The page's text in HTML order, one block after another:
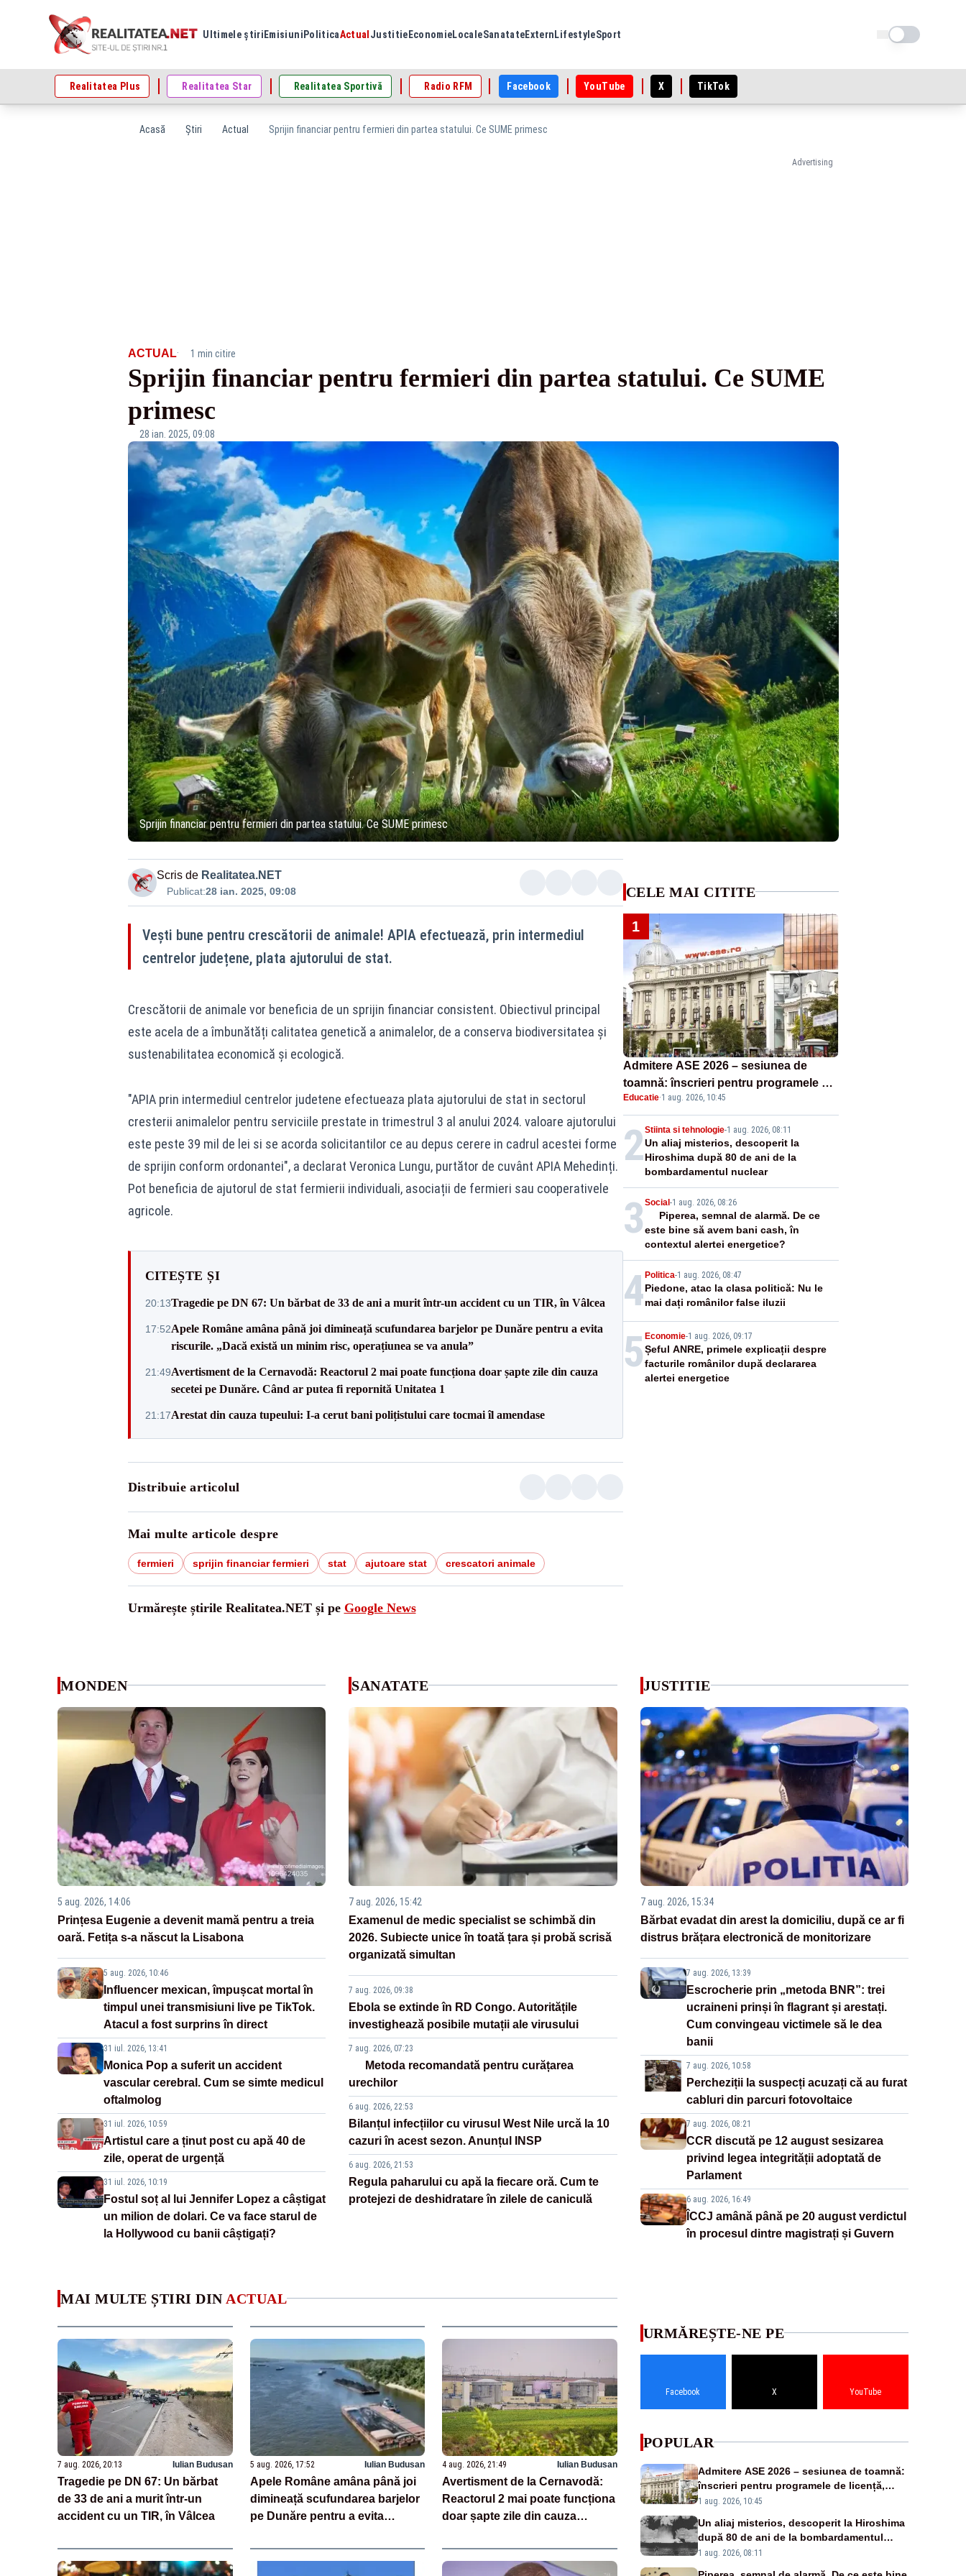
Ultimele știri Emisiuni PoliticaActual Justitie EconomieLocaleSanatateExtern LifestyleSport Schimba tema
Realitatea Plus Realitatea Star Realitatea Sportivă Radio RFM Facebook YouTube X TikTok
Acasă Știri Actual Sprijin financiar pentru fermieri din partea statului. Ce SUME primesc
Advertising
ACTUAL· 1 min citire
Sprijin financiar pentru fermieri din partea statului. Ce SUME
primesc
28 ian. 2025, 09:08
Sprijin financiar pentru fermieri din partea statului. Ce SUME primesc
Scris de Realitatea.NET
Publicat:28 ian. 2025, 09:08
Vești bune pentru crescătorii de animale! APIA efectuează, prin intermediul
centrelor județene, plata ajutorului de stat.
Crescătorii de animale vor beneficia de un sprijin financiar consistent. Obiectivul principal
este acela de a îmbunătăți calitatea genetică a animalelor, de a conserva biodiversitatea și
sustenabilitatea economică și ecologică.
"APIA prin intermediul centrelor judetene efectueaza plata ajutorului de stat in sectorul
cresterii animalelor pentru serviciile prestate in trimestrul 3 al anului 2024. valoare ajutorului
este peste 39 mil de lei si se acorda solicitantilor ce au depus cerere in cadrul acestei forme
de sprijin conform ordonantei", a declarat Veronica Lungu, purtător de cuvânt APIA Mehedinți.
Pot beneficia de ajutorul de stat fermierii individuali, asociații de fermieri sau cooperativele
agricole.
CITEȘTE ȘI
20:13Tragedie pe DN 67: Un bărbat de 33 de ani a murit într-un accident cu un TIR, în Vâlcea
17:52Apele Române amâna până joi dimineață scufundarea barjelor pe Dunăre pentru a evita
riscurile. „Dacă există un minim risc, operațiunea se va anula”
21:49Avertisment de la Cernavodă: Reactorul 2 mai poate funcționa doar șapte zile din cauza
secetei pe Dunăre. Când ar putea fi repornită Unitatea 1
21:17Arestat din cauza tupeului: I-a cerut bani polițistului care tocmai îl amendase
Distribuie articolul
Mai multe articole despre
fermieri sprijin financiar fermieri stat ajutoare stat crescatori animale
Urmărește știrile Realitatea.NET și pe Google News
CELE MAI CITITE
1
Admitere ASE 2026 – sesiunea de
toamnă: înscrieri pentru programele de
licență, masterat și doctorat
Educatie·1 aug. 2026, 10:45
2Stiinta si tehnologie-1 aug. 2026, 08:11
Un aliaj misterios, descoperit la
Hiroshima după 80 de ani de la
bombardamentul nuclear
3 Social-1 aug. 2026, 08:26
Piperea, semnal de alarmă. De ce
este bine să avem bani cash, în
contextul alertei energetice?
4Politica-1 aug. 2026, 08:47
Piedone, atac la clasa politică: Nu le
mai dați românilor false iluzii
5 Economie-1 aug. 2026, 09:17
Șeful ANRE, primele explicații despre
facturile românilor după declararea
alertei energetice
MONDEN
5 aug. 2026, 14:06
Prințesa Eugenie a devenit mamă pentru a treia
oară. Fetița s-a născut la Lisabona
5 aug. 2026, 10:46
Influencer mexican, împușcat mortal în
timpul unei transmisiuni live pe TikTok.
Atacul a fost surprins în direct
31 iul. 2026, 13:41
Monica Pop a suferit un accident
vascular cerebral. Cum se simte medicul
oftalmolog
31 iul. 2026, 10:59
Artistul care a ținut post cu apă 40 de
zile, operat de urgență
31 iul. 2026, 10:19
Fostul soț al lui Jennifer Lopez a câștigat
un milion de dolari. Ce va face starul de
la Hollywood cu banii câștigați?
SANATATE
7 aug. 2026, 15:42
Examenul de medic specialist se schimbă din
2026. Subiecte unice în toată țara și probă scrisă
organizată simultan
7 aug. 2026, 09:38
Ebola se extinde în RD Congo. Autoritățile
investighează posibile mutații ale virusului
7 aug. 2026, 07:23
Metoda recomandată pentru curățarea
urechilor
6 aug. 2026, 22:53
Bilanțul infecțiilor cu virusul West Nile urcă la 10
cazuri în acest sezon. Anunțul INSP
6 aug. 2026, 21:53
Regula paharului cu apă la fiecare oră. Cum te
protejezi de deshidratare în zilele de caniculă
JUSTITIE
7 aug. 2026, 15:34
Bărbat evadat din arest la domiciliu, după ce ar fi
distrus brățara electronică de monitorizare
7 aug. 2026, 13:39
Escrocherie prin „metoda BNR”: trei
ucraineni prinși în flagrant și arestați.
Cum convingeau victimele să le dea
banii
7 aug. 2026, 10:58
Percheziții la suspecți acuzați că au furat
cabluri din parcuri fotovoltaice
7 aug. 2026, 08:21
CCR discută pe 12 august sesizarea
privind legea integrității adoptată de
Parlament
6 aug. 2026, 16:49
ÎCCJ amână până pe 20 august verdictul
în procesul dintre magistrați și Guvern
MAI MULTE ȘTIRI DIN ACTUAL
7 aug. 2026, 20:13 Iulian Budusan
Tragedie pe DN 67: Un bărbat
de 33 de ani a murit într-un
accident cu un TIR, în Vâlcea
5 aug. 2026, 17:52 Iulian Budusan
Apele Române amâna până joi
dimineață scufundarea barjelor
pe Dunăre pentru a evita
risc, operațiunea se va anula”
4 aug. 2026, 21:49 Iulian Budusan
Avertisment de la Cernavodă:
Reactorul 2 mai poate funcționa
doar șapte zile din cauza
putea fi repornită Unitatea 1
URMĂREȘTE-NE PE
Facebook X YouTube
POPULAR
Admitere ASE 2026 – sesiunea de toamnă:
înscrieri pentru programele de licență,
masterat și doctorat
1 aug. 2026, 10:45
Un aliaj misterios, descoperit la Hiroshima
după 80 de ani de la bombardamentul
nuclear
1 aug. 2026, 08:11